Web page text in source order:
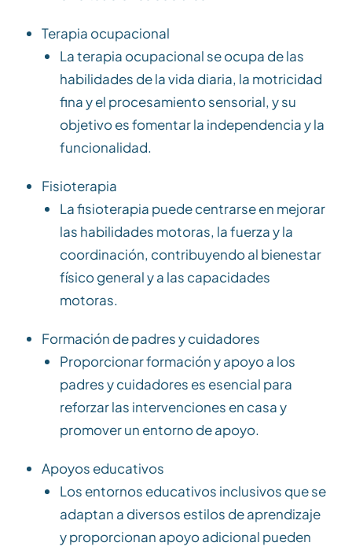
Terapia ocupacional
La terapia ocupacional se ocupa de las
habilidades de la vida diaria, la motricidad
fina y el procesamiento sensorial, y su
objetivo es fomentar la independencia y la
funcionalidad.
Fisioterapia
La fisioterapia puede centrarse en mejorar
las habilidades motoras, la fuerza y la
coordinación, contribuyendo al bienestar
físico general y a las capacidades
motoras.
Formación de padres y cuidadores
Proporcionar formación y apoyo a los
padres y cuidadores es esencial para
reforzar las intervenciones en casa y
promover un entorno de apoyo.
Apoyos educativos
Los entornos educativos inclusivos que se
adaptan a diversos estilos de aprendizaje
y proporcionan apoyo adicional pueden